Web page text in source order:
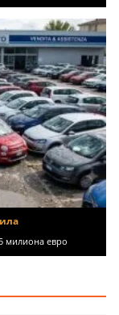
милиона евро